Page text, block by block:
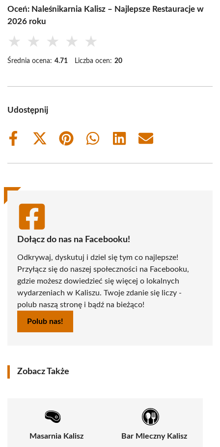
Oceń: Naleśnikarnia Kalisz – Najlepsze Restauracje w
2026 roku
★ ★ ★ ★ ★
Średnia ocena: 4.71 Liczba ocen: 20
Udostępnij
Share
Share
(Twitter)
Share
Share
Share
Share
Dołącz do nas na Facebooku!
Odkrywaj, dyskutuj i dziel się tym co najlepsze!
Przyłącz się do naszej społeczności na Facebooku,
gdzie możesz dowiedzieć się więcej o lokalnych
wydarzeniach w Kaliszu. Twoje zdanie się liczy -
polub naszą stronę i bądź na bieżąco!
Polub nas!
Zobacz Także
Masarnia Kalisz Bar Mleczny Kalisz